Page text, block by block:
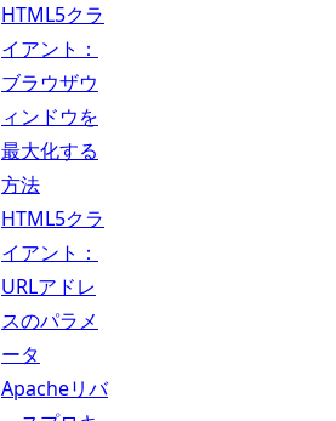
HTML5クラ
イアント：
ブラウザウ
ィンドウを
最大化する
方法
HTML5クラ
イアント：
URLアドレ
スのパラメ
ータ
Apacheリバ